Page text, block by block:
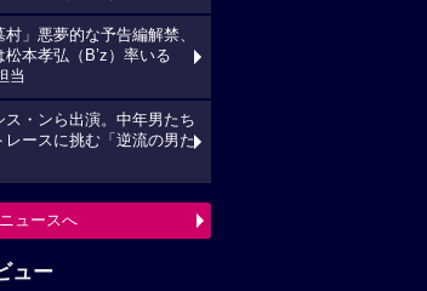
村」悪夢的な予告編解禁、
松本孝弘（B’z）率いる
当
ス・ンら出演。中年男たち
レースに挑む「逆流の男た
ュースへ
ュー